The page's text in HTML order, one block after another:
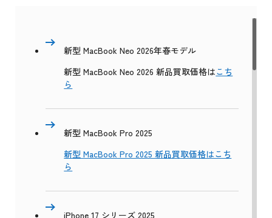
新型 MacBook Neo 2026年春モデル
新型 MacBook Neo 2026 新品買取価格はこち
ら
新型 MacBook Pro 2025
新型 MacBook Pro 2025 新品買取価格はこち
ら
iPhone 17 シリーズ 2025